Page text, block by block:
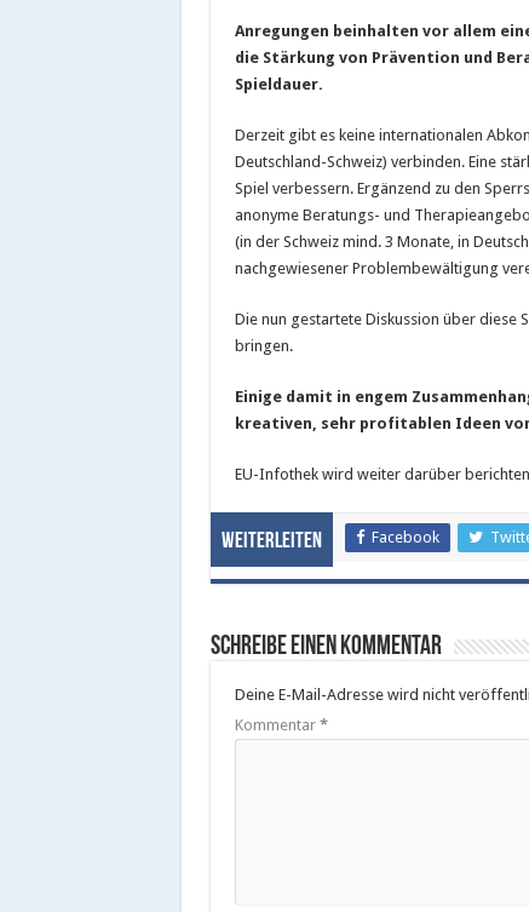
Anregungen beinhalten vor allem
die Stärkung von Prävention und
Spieldauer.
Derzeit gibt es keine internationalen
Deutschland-Schweiz) verbinden. Eine
Spiel verbessern. Ergänzend zu den
anonyme Beratungs- und
(in der Schweiz mind. 3 Monate, in
nachgewiesener Problembewältigung
Die nun gestartete Diskussion über diese
bringen.
Einige damit in engem
kreativen, sehr profitablen Ideen
EU-Infothek wird weiter darüber
Weiterleiten Facebook
Schreibe einen Kommentar
Deine E-Mail-Adresse wird nicht
Kommentar *